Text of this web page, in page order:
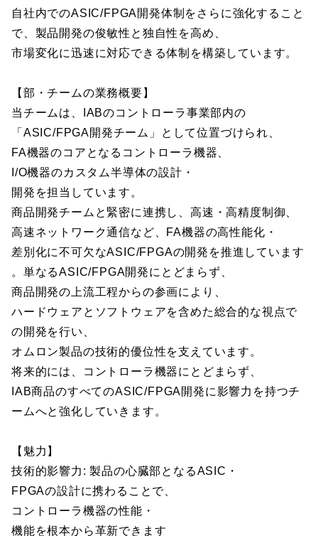
自社内でのASIC/FPGA開発体制をさらに強化すること
で、製品開発の俊敏性と独自性を高め、
市場変化に迅速に対応できる体制を構築しています。
【部・チームの業務概要】
当チームは、IABのコントローラ事業部内の
「ASIC/FPGA開発チーム」として位置づけられ、
FA機器のコアとなるコントローラ機器、
I/O機器のカスタム半導体の設計・
開発を担当しています。
商品開発チームと緊密に連携し、高速・高精度制御、
高速ネットワーク通信など、FA機器の高性能化・
差別化に不可欠なASIC/FPGAの開発を推進しています
。単なるASIC/FPGA開発にとどまらず、
商品開発の上流工程からの参画により、
ハードウェアとソフトウェアを含めた総合的な視点で
の開発を行い、
オムロン製品の技術的優位性を支えています。
将来的には、コントローラ機器にとどまらず、
IAB商品のすべてのASIC/FPGA開発に影響力を持つチ
ームへと強化していきます。
【魅力】
技術的影響力: 製品の心臓部となるASIC・
FPGAの設計に携わることで、
コントローラ機器の性能・
機能を根本から革新できます